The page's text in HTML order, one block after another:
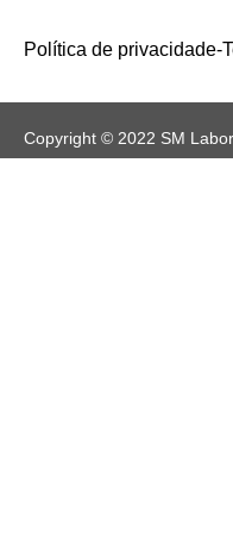
Política de privacidade-
Copyright © 2022 SM